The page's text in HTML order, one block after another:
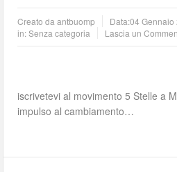
Creato daantbuomp Data:04 Gennaio
in: Senza categoria
Lascia un
iscrivetevi al movimento 5 Stelle a
impulso al cambiamento…